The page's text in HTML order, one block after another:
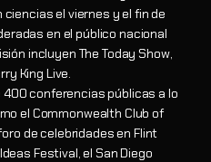
el viernes y el fin de
en el público nacional
incluyen The Today Show,
King Live.
400 conferencias públicas a lo
el Commonwealth Club of
de celebridades en Flint
Festival, el San Diego